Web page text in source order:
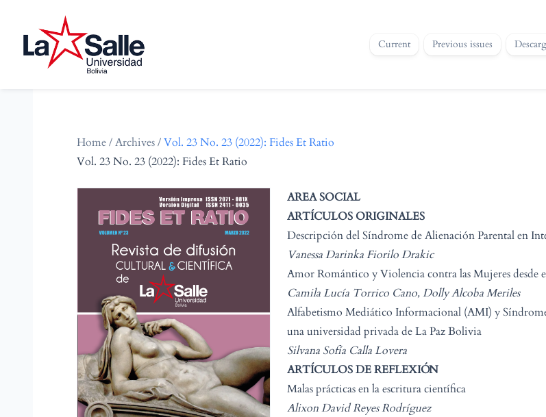
Current Previous issues
Home/Archives/Vol. 23 No. 23 (2022): Fides Et Ratio
Vol. 23 No. 23 (2022): Fides Et Ratio
AREA SOCIAL
ARTÍCULOS ORIGINALES
Descripción del Síndrome de Alienación Parental en
Vanessa Darinka Fiorilo Drakic
Amor Romántico y Violencia contra las Mujeres desde
Camila Lucía Torrico Cano, Dolly Alcoba Meriles
Alfabetismo Mediático Informacional (AMI) y
una universidad privada de La Paz Bolivia
Silvana Sofía Calla Lovera
ARTÍCULOS DE REFLEXIÓN
Malas prácticas en la escritura científica
Alixon David Reyes Rodríguez